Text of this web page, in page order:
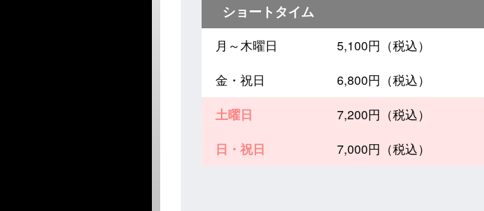
ショートタイム
月～木曜日
5,100円（税込）
金・祝日
6,800円（税込）
土曜日
7,200円（税込）
日・祝日
7,000円（税込）